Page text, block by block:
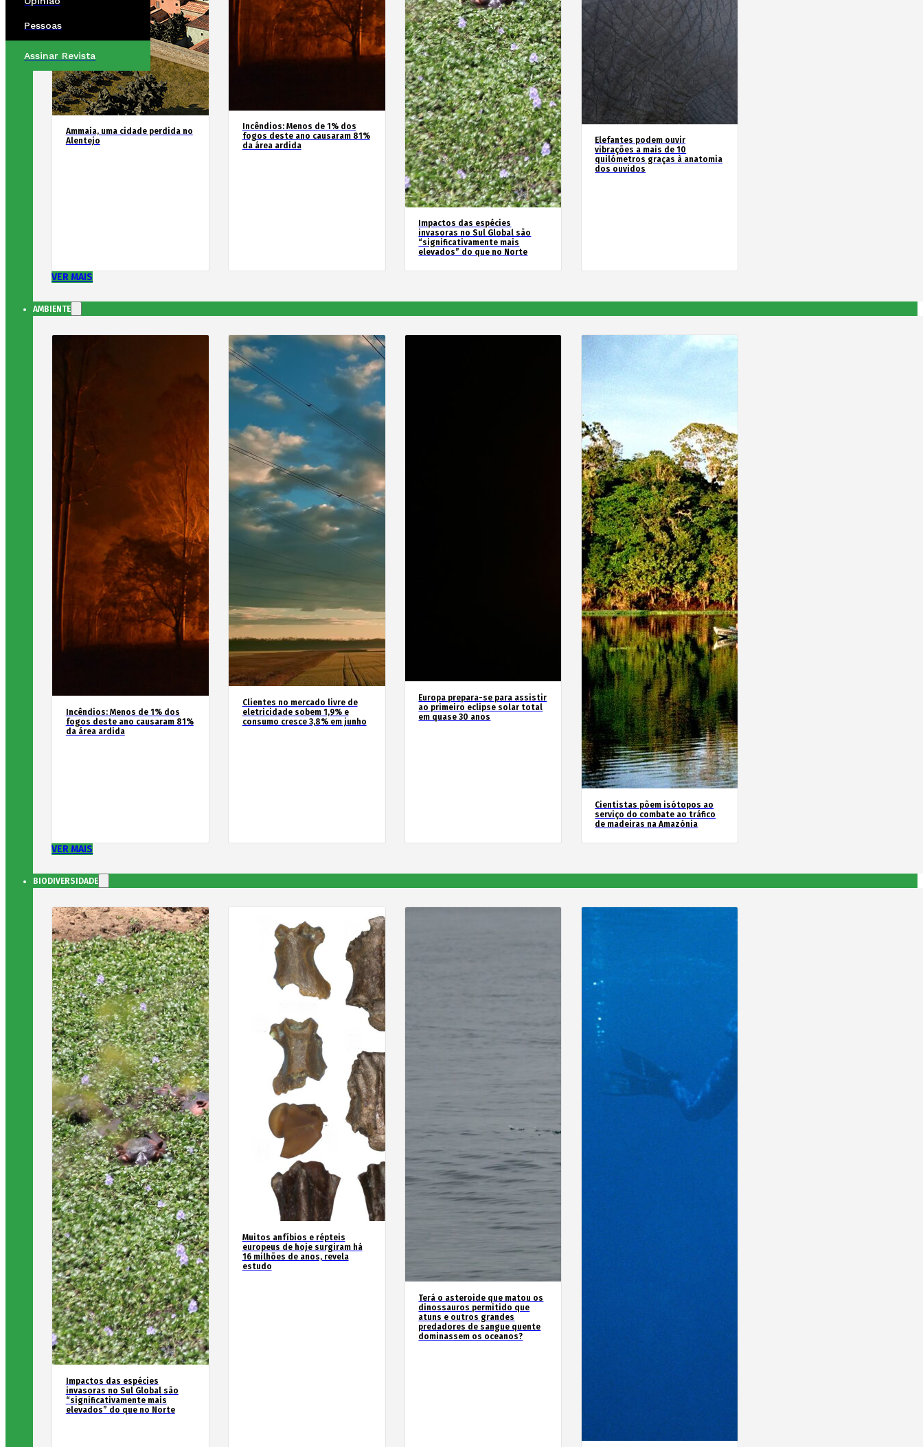
Pessoas
Assinar Revista
Ammaia, uma cidade perdida no
Alentejo
Incêndios: Menos de 1% dos
fogos deste ano causaram 81%
da área ardida
Impactos das espécies
invasoras no Sul Global são
“significativamente mais
elevados” do que no Norte
Elefantes podem ouvir
vibrações a mais de 10
quilómetros graças à anatomia
dos ouvidos
VER MAIS
AMBIENTE
Incêndios: Menos de 1% dos
fogos deste ano causaram 81%
da área ardida
Clientes no mercado livre de
eletricidade sobem 1,9% e
consumo cresce 3,8% em junho
Europa prepara-se para assistir
ao primeiro eclipse solar total
em quase 30 anos
Cientistas põem isótopos ao
serviço do combate ao tráfico
de madeiras na Amazónia
VER MAIS
BIODIVERSIDADE
Impactos das espécies
invasoras no Sul Global são
“significativamente mais
elevados” do que no Norte
Muitos anfíbios e répteis
europeus de hoje surgiram há
16 milhões de anos, revela
estudo
Terá o asteroide que matou os
dinossauros permitido que
atuns e outros grandes
predadores de sangue quente
dominassem os oceanos?